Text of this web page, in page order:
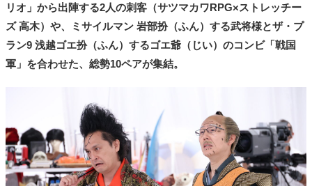
リオ」から出陣する2人の刺客（サツマカワRPG×ストレッチー
ズ 高木）や、ミサイルマン 岩部扮（ふん）する武将様とザ・プ
ラン9 浅越ゴエ扮（ふん）するゴエ爺（じい）のコンビ「戦国
軍」を合わせた、総勢10ペアが集結。